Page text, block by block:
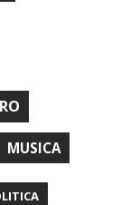
MUSICA